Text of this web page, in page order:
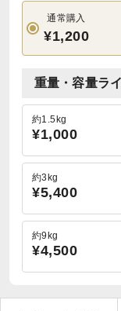
通常購入
¥1,200
重量・容量ラ
約1.5kg
¥1,000
約3kg
¥5,400
約9kg
¥4,500